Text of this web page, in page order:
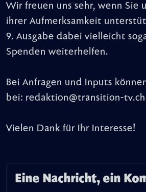
Wir freuen uns sehr, wenn Sie
ihrer Aufmerksamkeit
9. Ausgabe dabei vielleicht
Spenden weiterhelfen.
Bei Anfragen und Inputs
bei: redaktion@transition-tv.ch
Vielen Dank für Ihr Interesse!
Eine Nachricht, ein